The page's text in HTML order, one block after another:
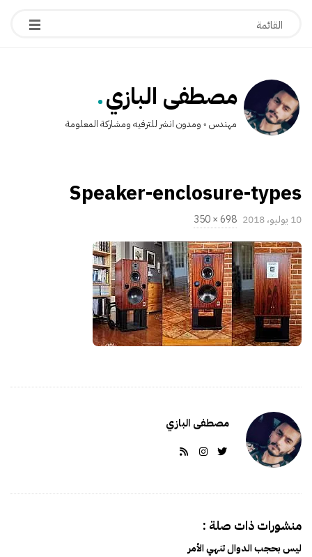
مصطفى البازي.
مهندس ◦ ومدون انشر للترفيه ومشاركة المعلومة
Speaker-enclosure-types
P
b
l
i
s
h
D
t
10 يوليو، 2018
ل
ح
ج
م
ا
ل
ا
698 × 350
مصطفى البازي
منشورات ذات صلة :
ليس بحجب الدوال تنهي الأمر